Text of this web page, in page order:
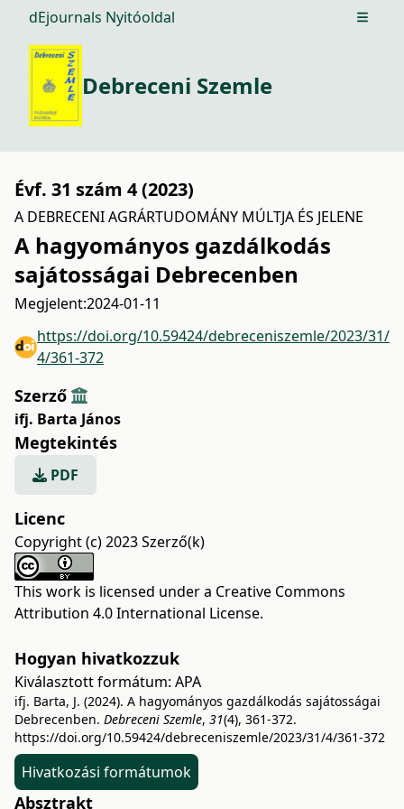
dEjournals Nyitóoldal Open
Debreceni Szemle
Évf. 31 szám 4 (2023)
A DEBRECENI AGRÁRTUDOMÁNY MÚLTJA ÉS JELENE
A hagyományos gazdálkodás
sajátosságai Debrecenben
Megjelent:2024-01-11
https://doi.org/10.59424/debreceniszemle/2023/31/
4/361-372
Szerző
ifj. Barta János
Megtekintés
PDF
Licenc
Copyright (c) 2023 Szerző(k)
This work is licensed under a Creative Commons
Attribution 4.0 International License.
Hogyan hivatkozzuk
Kiválasztott formátum: APA
ifj. Barta, J. (2024). A hagyományos gazdálkodás sajátosságai
Debrecenben. Debreceni Szemle, 31(4), 361-372.
https://doi.org/10.59424/debreceniszemle/2023/31/4/361-372
Hivatkozási formátumok
Absztrakt